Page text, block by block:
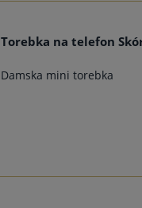
Torebka na telefon
Damska mini torebka